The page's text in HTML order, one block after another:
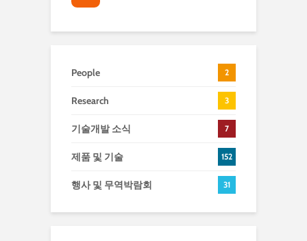
People 2
Research 3
기술개발 소식 7
제품 및 기술 152
행사 및 무역박람회 31